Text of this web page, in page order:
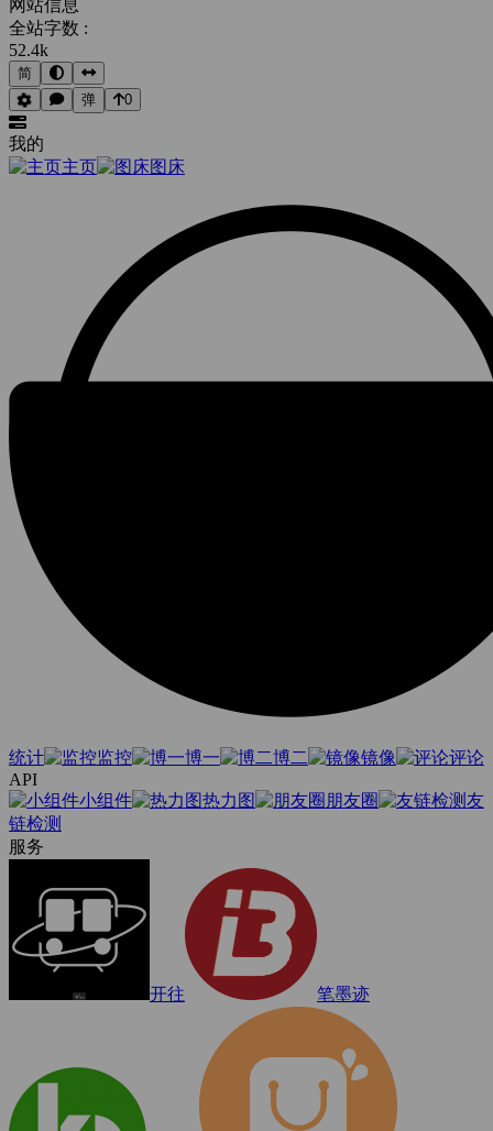
网站信息
全站字数 :
52.4k
简
弹
0
我的
主页
图床
统计 监控 博一 博二 镜像
评论
API
小组件
热力图 朋友圈
友
链检测
服务
开往 笔墨迹